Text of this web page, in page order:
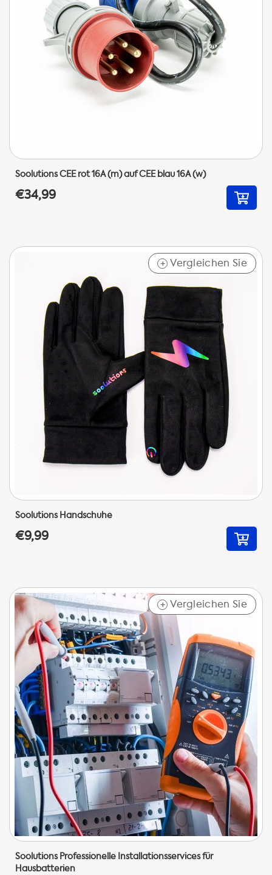
Soolutions CEE rot 16A (m) auf CEE blau 16A (w)
€34,99
+ Vergleichen Sie
Soolutions Handschuhe
€9,99
+ Vergleichen Sie
Soolutions Professionelle Installationsservices für
Hausbatterien